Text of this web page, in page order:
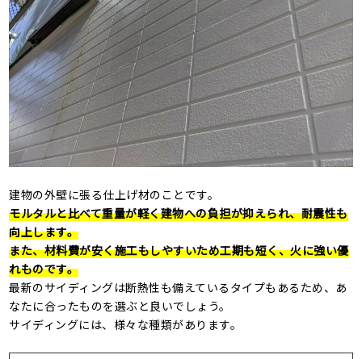
建物の外壁に張る仕上げ材のことです。
モルタルと比べて重量が軽く建物への負担が抑えられ、耐震性も
向上します。
また、材料費が安く施工もしやすいため工期も短く、火に強い優
れものです。
最新のサイディングは断熱性も備えているタイプもあるため、あ
なたに合ったものを選ぶと良いでしょう。
サイディングには、様々な種類があります。